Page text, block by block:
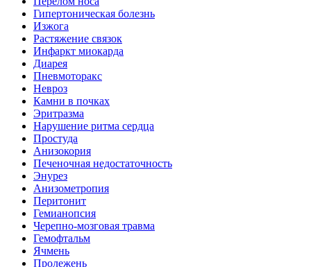
Гипертоническая болезнь
Изжога
Растяжение связок
Инфаркт миокарда
Диарея
Пневмоторакс
Невроз
Камни в почках
Эритразма
Нарушение ритма сердца
Простуда
Анизокория
Печеночная недостаточность
Энурез
Анизометропия
Перитонит
Гемианопсия
Черепно-мозговая травма
Гемофтальм
Ячмень
Пролежень